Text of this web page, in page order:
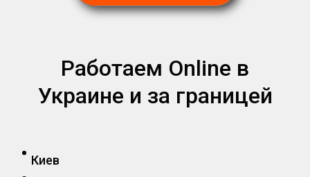
Работаем Online в
Украине и за границей
Киев